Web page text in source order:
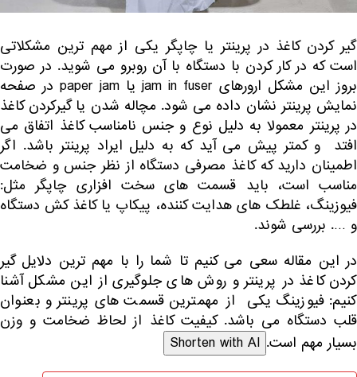
گیر کردن کاغذ در پرینتر یا چاپگر یکی از مهم ترین مشکلاتی
است که در کار کردن با دستگاه با آن روبرو می شوید. در صورت
بروز این مشکل ارورهای jam in fuser یا paper jam در صفحه
نمایش پرینتر نشان داده می شود. مچاله شدن یا گیرکردن کاغذ
در پرینتر معمولا به دلیل نوع و جنس نامناسب کاغذ اتفاق می
افتد و کمتر پیش می آید که به دلیل ایراد پرینتر باشد. اگر
اطمینان دارید که کاغذ مصرفی دستگاه از نظر جنس و ضخامت
مناسب است، باید قسمت های سخت افزاری چاپگر مثل:
فیوزینگ، غلطک های هدایت کننده، پیکاپ یا کاغذ کش دستگاه
و …. بررسی شوند.
در این مقاله سعی می کنیم تا شما را با مهم ترین دلایل گیر
کردن کاغذ در پرینتر و روش های جلوگیری از این مشکل آشنا
کنیم: فیوزینگ یکی از مهمترین قسمت های پرینتر و بعنوان
قلب دستگاه می باشد. کیفیت کاغذ از لحاظ ضخامت و وزن
بسیار مهم است. Shorten with AI